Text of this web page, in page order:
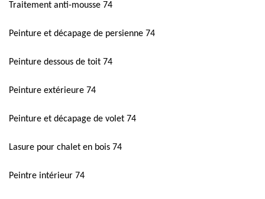
Traitement anti-mousse 74
Peinture et décapage de persienne 74
Peinture dessous de toit 74
Peinture extérieure 74
Peinture et décapage de volet 74
Lasure pour chalet en bois 74
Peintre intérieur 74